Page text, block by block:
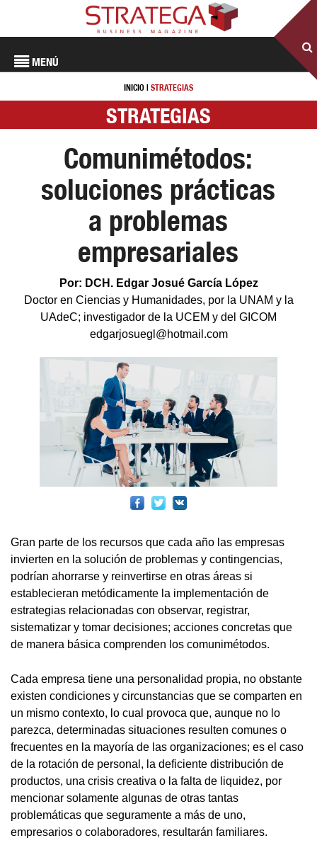
MENÚ
INICIO | STRATEGIAS
STRATEGIAS
Comunimétodos:
soluciones prácticas
a problemas
empresariales
Por: DCH. Edgar Josué García López
Doctor en Ciencias y Humanidades, por la UNAM y la
UAdeC; investigador de la UCEM y del GICOM
edgarjosuegl@hotmail.com
Gran parte de los recursos que cada año las empresas
invierten en la solución de problemas y contingencias,
podrían ahorrarse y reinvertirse en otras áreas si
establecieran metódicamente la implementación de
estrategias relacionadas con observar, registrar,
sistematizar y tomar decisiones; acciones concretas que
de manera básica comprenden los comunimétodos.
Cada empresa tiene una personalidad propia, no obstante
existen condiciones y circunstancias que se comparten en
un mismo contexto, lo cual provoca que, aunque no lo
parezca, determinadas situaciones resulten comunes o
frecuentes en la mayoría de las organizaciones; es el caso
de la rotación de personal, la deficiente distribución de
productos, una crisis creativa o la falta de liquidez, por
mencionar solamente algunas de otras tantas
problemáticas que seguramente a más de uno,
empresarios o colaboradores, resultarán familiares.